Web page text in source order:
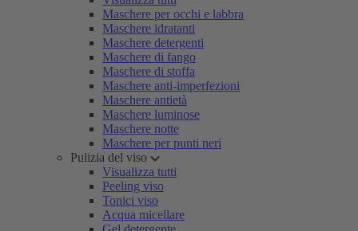
Maschere per occhi e labbra
Maschere idratanti
Maschere detergenti
Maschere di fango
Maschere di stoffa
Maschere anti-imperfezioni
Maschere antietà
Maschere luminose
Maschere notte
Maschere per punti neri
Pulizia del viso
Visualizza tutti
Peeling viso
Tonici viso
Acqua micellare